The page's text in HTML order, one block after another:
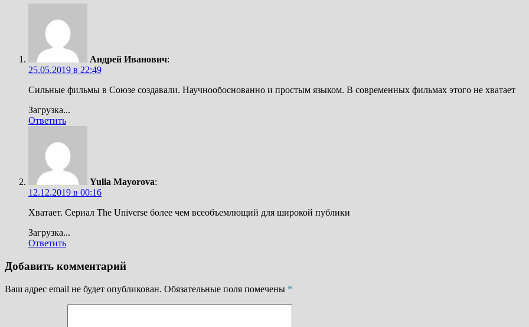
Андрей Иванович:
25.05.2019 в 22:49
Сильные фильмы в Союзе создавали. Научнообоснованно и простым языком. В современных фильмах этого не хватает
Загрузка...
Ответить
Yulia Mayorova:
12.12.2019 в 00:16
Хватает. Сериал The Universe более чем всеобъемлющий для широкой публики
Загрузка...
Ответить
Добавить комментарий
Ваш адрес email не будет опубликован. Обязательные поля помечены *